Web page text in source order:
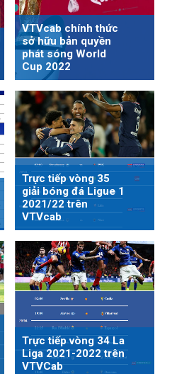
VTVcab chính thức
sở hữu bản quyền
phát sóng World
Cup 2022
Trực tiếp vòng 35
giải bóng đá Ligue 1
2021/22 trên
VTVcab
Trực tiếp vòng 34 La
Liga 2021-2022 trên
VTVCab